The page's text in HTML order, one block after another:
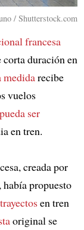
/ Shutterstock.com
francesa
duración en
medidarecibe
vuelos
pueda ser
en tren.
creada por
propuesto
trayectosen tren
original se